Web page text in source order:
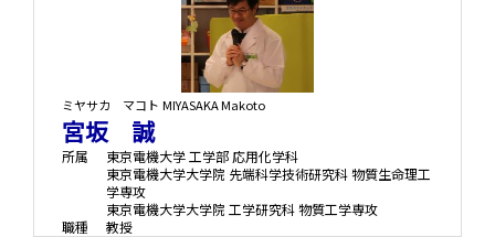
ミヤサカ マコト MIYASAKA Makoto
宮坂 誠
所属
東京電機大学 工学部 応用化学科
東京電機大学大学院 先端科学技術研究科 物質生命理工
学専攻
東京電機大学大学院 工学研究科 物質工学専攻
職種
教授